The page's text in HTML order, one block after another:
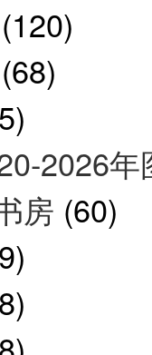
(120)
(68)
2026
房 (60)